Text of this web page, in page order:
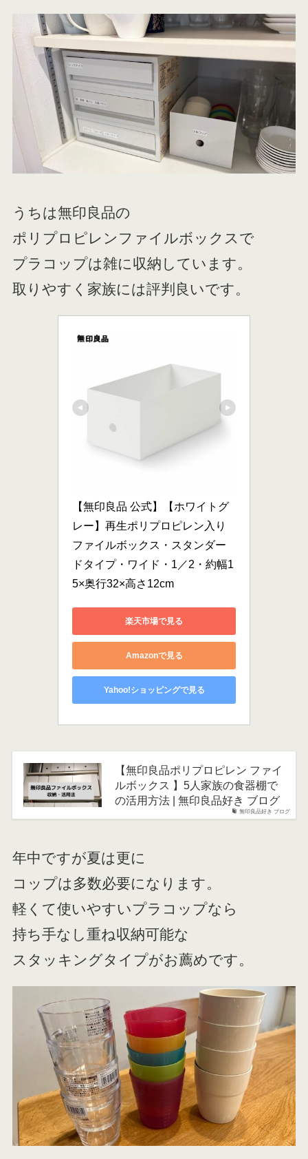
うちは無印良品の
ポリプロピレンファイルボックスで
プラコップは雑に収納しています。
取りやすく家族には評判良いです。
【無印良品 公式】【ホワイトグ
レー】再生ポリプロピレン入り
ファイルボックス・スタンダー
ドタイプ・ワイド・1／2・約幅1
5×奥行32×高さ12cm
楽天市場で見る
Amazonで見る
Yahoo!ショッピングで見る
無印良品好き ブログ
【無印良品ポリプロピレン ファイ
ルボックス 】5人家族の食器棚で
の活用方法 | 無印良品好き ブログ
年中ですが夏は更に
コップは多数必要になります。
軽くて使いやすいプラコップなら
持ち手なし重ね収納可能な
スタッキングタイプがお薦めです。